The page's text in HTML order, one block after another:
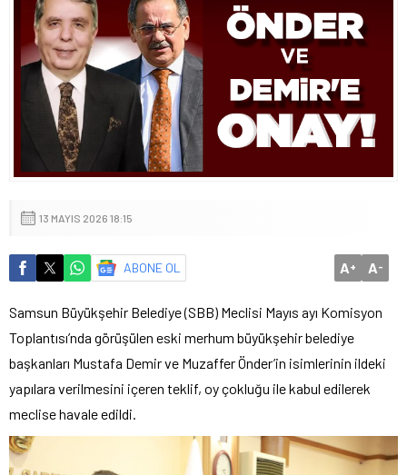
13 MAYIS 2026 18:15
ABONE OL A+ A-
Samsun Büyükşehir Belediye (SBB) Meclisi Mayıs ayı Komisyon
Toplantısı’nda görüşülen eski merhum büyükşehir belediye
başkanları Mustafa Demir ve Muzaffer Önder’in isimlerinin ildeki
yapılara verilmesini içeren teklif, oy çokluğu ile kabul edilerek
meclise havale edildi.